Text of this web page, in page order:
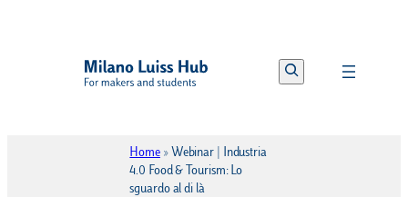
contenuto
Search
Home » Webinar | Industria
4.0 Food & Tourism: Lo
sguardo al di là